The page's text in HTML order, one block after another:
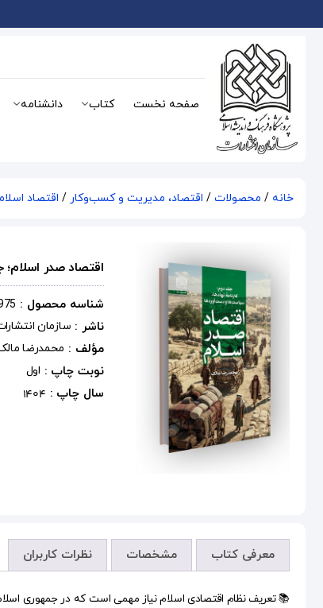
صفحه نخست کتاب دانشنامه
خانه / محصولات / اقتصاد، مدیریت و کسب‌و‌کار / اقتصاد
اقتصاد صدر اسلام؛
شناسه محصول :
ناشر : سازمان
مؤلف : محمدرضا
نوبت چاپ : اول
سال چاپ : 1404
معرفی کتاب مشخصات نظرات کاربران
📚 تعریف نظام اقتصادی اسلام نیاز مهمی است که در جمهوری